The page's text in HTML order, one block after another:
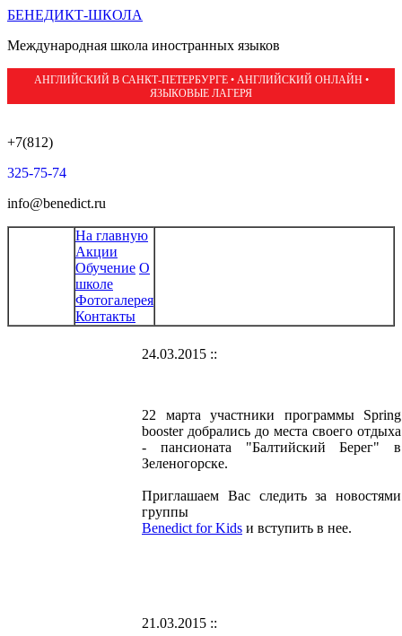
БЕНЕДИКТ-ШКОЛА
Международная школа иностранных языков
АНГЛИЙСКИЙ В САНКТ-ПЕТЕРБУРГЕ • АНГЛИЙСКИЙ ОНЛАЙН •
ЯЗЫКОВЫЕ ЛАГЕРЯ
+7(812)
325-75-74
info@benedict.ru
На главную
Акции
Обучение О
школе
Фотогалерея
Контакты
24.03.2015 ::
22 марта участники программы Spring
booster добрались до места своего отдыха
- пансионата "Балтийский Берег" в
Зеленогорске.
Приглашаем Вас следить за новостями
группы
Benedict for Kids и вступить в нее.
21.03.2015 ::